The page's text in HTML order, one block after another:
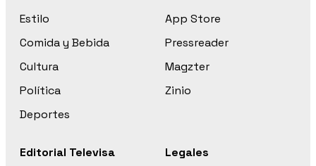
Estilo
Comida y Bebida
Cultura
Política
Deportes
App Store
Pressreader
Magzter
Zinio
Editorial Televisa
Legales